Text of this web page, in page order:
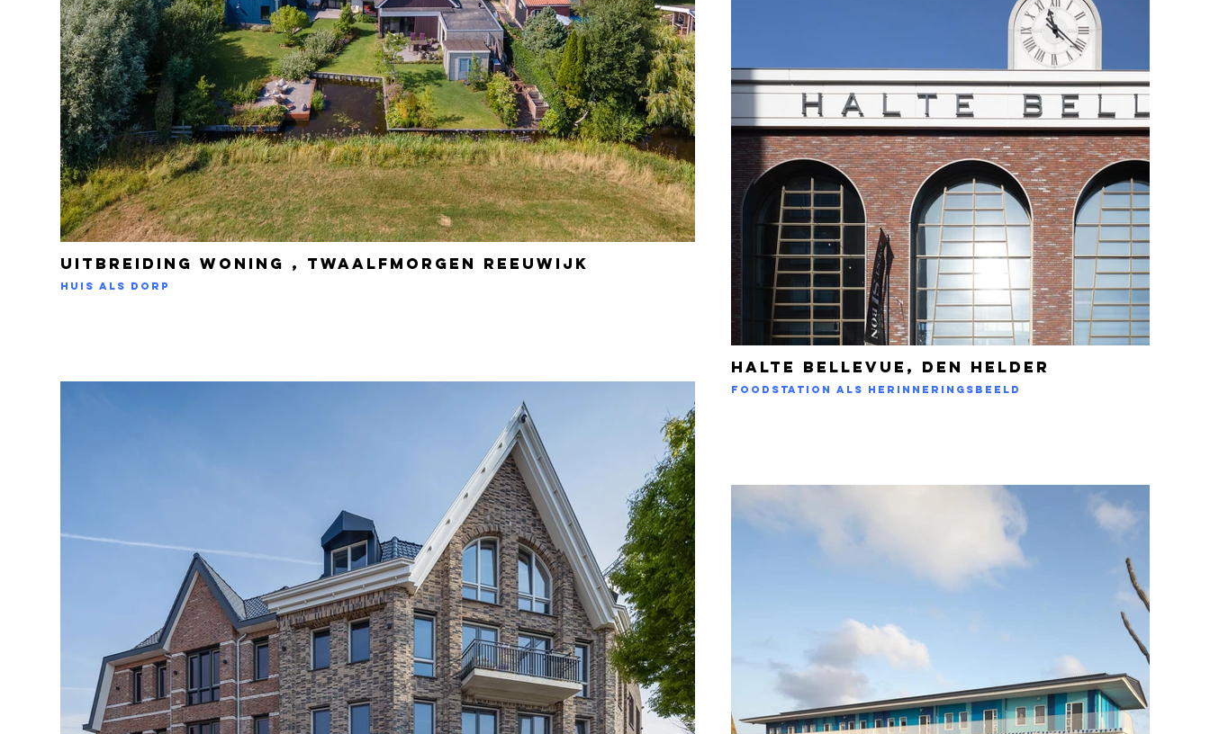
Uitbreiding woning , Twaalfmorgen Reeuwijk
Huis als dorp
Halte Bellevue, Den Helder
Foodstation als herinneringsbeeld